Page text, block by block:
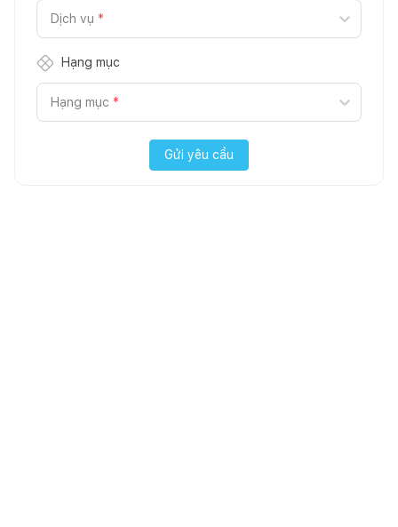
Dịch vụ *
Hạng mục
Hạng mục *
Gửi yêu cầu